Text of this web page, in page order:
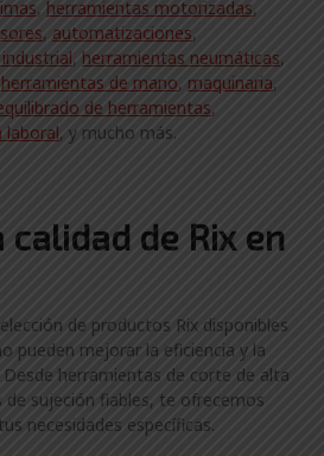
, herramientas motorizadas,
, automatizaciones,
, herramientas neumáticas,
herramientas de mano, maquinaria,
de herramientas,
laboral, y mucho más.
calidad de Rix en
de productos Rix disponibles
pueden mejorar la eficiencia y la
herramientas de corte de alta
sujeción fiables, te ofrecemos
necesidades específicas.